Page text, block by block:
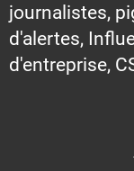
journalistes,
d'alertes,
d'entreprise,